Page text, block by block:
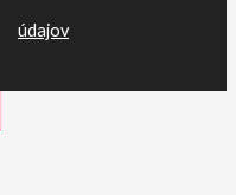
údajov